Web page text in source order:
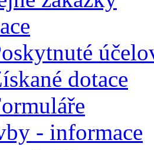
dotace
- informace